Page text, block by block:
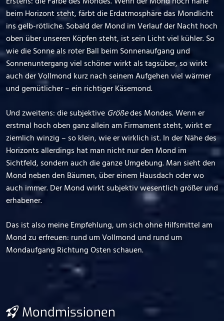
beim Horizont steht, färbt die Erdatmosphäre das Mondlicht
ins gelb-rötliche. Sobald der Mond im Verlauf der Nacht hoch
oben über unseren Köpfen steht, ist sein Licht viel kühler. So
wie die Sonne als roter Ball beim Sonnenaufgang und
Sonnenuntergang viel schöner wirkt als tagsüber, so wirkt
auch der Vollmond kurz nach seinem Aufgehen viel wärmer
und gemütlicher – ein richtiger Käsemond.
Und zweitens: die subjektive Größedes Mondes. Wenn er
erstmal hoch oben ganz allein am Firmament steht, wirkt er
ziemlich winzig – so klein, wie er wirklich ist. In der Nähe des
Horizonts allerdings hat man nicht nur den Mond im
Sichtfeld, sondern auch die ganze Umgebung. Man sieht den
Mond neben den Bäumen, über einem Hausdach oder wo
auch immer. Der Mond wirkt subjektiv wesentlich größer und
erhabener.
Das ist also meine Empfehlung, um sich ohne Hilfsmittel am
Mond zu erfreuen: rund um Vollmond und rund um
Mondaufgang Richtung Osten schauen.
Mondmissionen